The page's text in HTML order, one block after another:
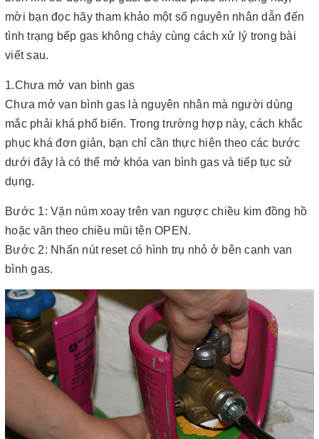
mời bạn đọc hãy tham khảo một số nguyên nhân dẫn đến
tình trạng bếp gas không cháy cùng cách xử lý trong bài
viết sau.
1.Chưa mở van bình gas
Chưa mở van bình gas là nguyên nhân mà người dùng
mắc phải khá phổ biến. Trong trường hợp này, cách khắc
phục khá đơn giản, bạn chỉ cần thực hiện theo các bước
dưới đây là có thể mở khóa van bình gas và tiếp tục sử
dụng.
Bước 1: Vặn núm xoay trên van ngược chiều kim đồng hồ
hoặc văn theo chiều mũi tên OPEN.
Bước 2: Nhấn nút reset có hình trụ nhỏ ở bên cạnh van
bình gas.